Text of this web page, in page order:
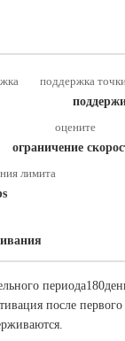
поддержка
оцените
ограничение
лимита
после первого